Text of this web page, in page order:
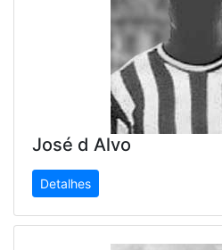
José d Alvo
Detalhes